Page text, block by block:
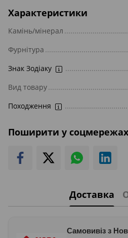
Характеристики
Камінь/мінерал
Фурнітура
Знак Зодіаку
Вид товару
Походження
Поширити у соцмережах
Доставка
Самовивіз з